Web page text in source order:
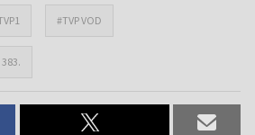
#TVP VOD